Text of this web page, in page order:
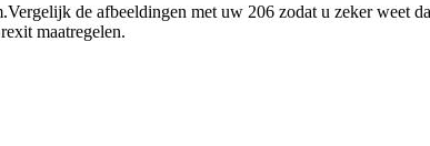
de afbeeldingen met uw 206 zodat u zeker weet
maatregelen.